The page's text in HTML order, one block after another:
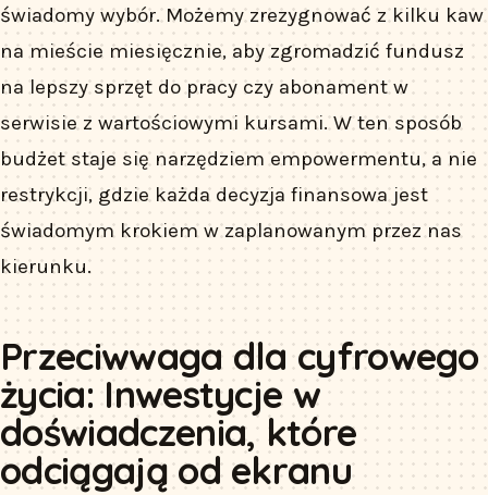
świadomy wybór. Możemy zrezygnować z kilku kaw
na mieście miesięcznie, aby zgromadzić fundusz
na lepszy sprzęt do pracy czy abonament w
serwisie z wartościowymi kursami. W ten sposób
budżet staje się narzędziem empowermentu, a nie
restrykcji, gdzie każda decyzja finansowa jest
świadomym krokiem w zaplanowanym przez nas
kierunku.
Przeciwwaga dla cyfrowego
życia: Inwestycje w
doświadczenia, które
odciągają od ekranu